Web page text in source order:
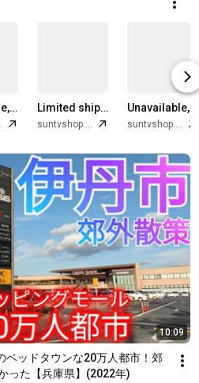
Unavailable, limited delivery Limited shipping areas
suntvshop.base.shop
Unavailable, limited delivery
suntvshop.base.shop
10:09
ベッドタウンな20万人都市！郊
った【兵庫県】(2022年)